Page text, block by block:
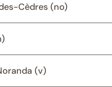
Cèdres (no)
(v)